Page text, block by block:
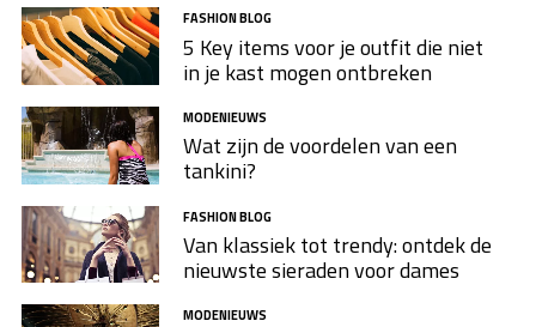
FASHION BLOG
5 Key items voor je outfit die niet
in je kast mogen ontbreken
MODENIEUWS
Wat zijn de voordelen van een
tankini?
FASHION BLOG
Van klassiek tot trendy: ontdek de
nieuwste sieraden voor dames
MODENIEUWS